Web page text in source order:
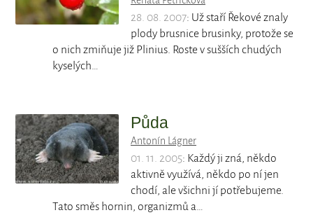
28. 08. 2007: Už staří Řekové znaly
plody brusnice brusinky, protože se
o nich zmiňuje již Plinius. Roste v sušších chudých
kyselých…
Půda
Antonín Lágner
01. 11. 2005: Každý ji zná, někdo
aktivně využívá, někdo po ní jen
chodí, ale všichni jí potřebujeme.
Tato směs hornin, organizmů a…